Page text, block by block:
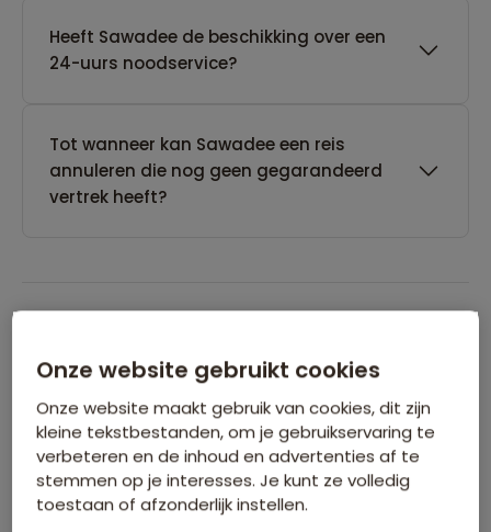
Heeft Sawadee de beschikking over een
24-uurs noodservice?
Tot wanneer kan Sawadee een reis
annuleren die nog geen gegarandeerd
vertrek heeft?
Wanneer kan ik het beste een reis
boeken?
Kan ik ook eerst een optie nemen op een
Onze website gebruikt cookies
Onze website maakt gebruik van cookies, dit zijn
kleine tekstbestanden, om je gebruikservaring te
verbeteren en de inhoud en advertenties af te
stemmen op je interesses. Je kunt ze volledig
toestaan of afzonderlijk instellen.